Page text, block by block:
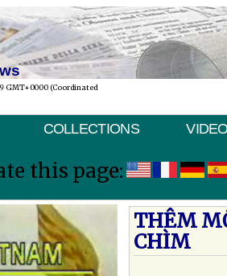
GMT+0000 (Coordinated
COLLECTIONS
this page:
THÊM
CHÌM